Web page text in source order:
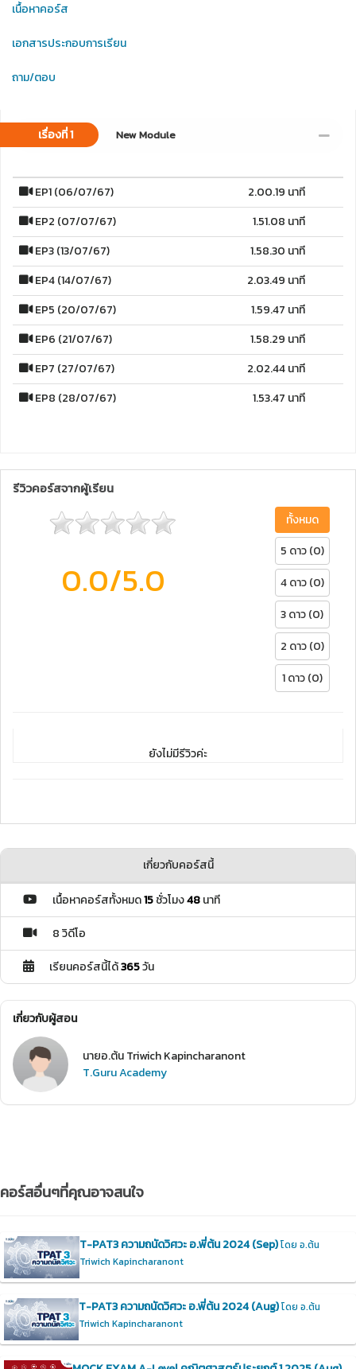
เนื้อหาคอร์ส
เอกสารประกอบการเรียน
ถาม/ตอบ
เรื่องที่ 1 New Module
EP1 (06/07/67)
2.00.19 นาที
EP2 (07/07/67)
1.51.08 นาที
EP3 (13/07/67)
1.58.30 นาที
EP4 (14/07/67)
2.03.49 นาที
EP5 (20/07/67)
1.59.47 นาที
EP6 (21/07/67)
1.58.29 นาที
EP7 (27/07/67)
2.02.44 นาที
EP8 (28/07/67)
1.53.47 นาที
รีวิวคอร์สจากผู้เรียน
0.0/5.0
ทั้งหมด
5 ดาว (0)
4 ดาว (0)
3 ดาว (0)
2 ดาว (0)
1 ดาว (0)
ยังไม่มีรีวิวค่ะ
เกี่ยวกับคอร์สนี้
เนื้อหาคอร์สทั้งหมด15ชั่วโมง48นาที
8 วิดีโอ
เรียนคอร์สนี้ได้365วัน
เกี่ยวกับผู้สอน
นายอ.ต้น Triwich Kapincharanont
T.Guru Academy
คอร์สอื่นๆที่คุณอาจสนใจ
T-PAT3 ความถนัดวิศวะ อ.พี่ต้น 2024 (Sep)โดย อ.ต้น
Triwich Kapincharanont
T-PAT3 ความถนัดวิศวะ อ.พี่ต้น 2024 (Aug)โดย อ.ต้น
Triwich Kapincharanont